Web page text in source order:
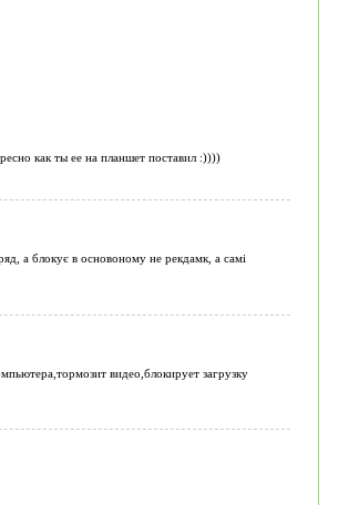
как ты ее на планшет поставил :))))
а блокує в основоному не рекдамк, а самі
видео,блокирует загрузку